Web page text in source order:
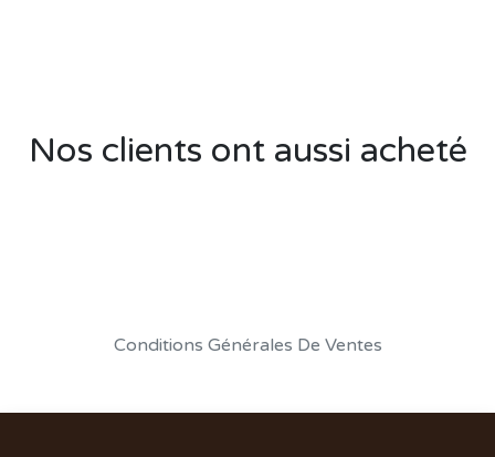
Nos clients ont aussi acheté
Conditions Générales De Ventes